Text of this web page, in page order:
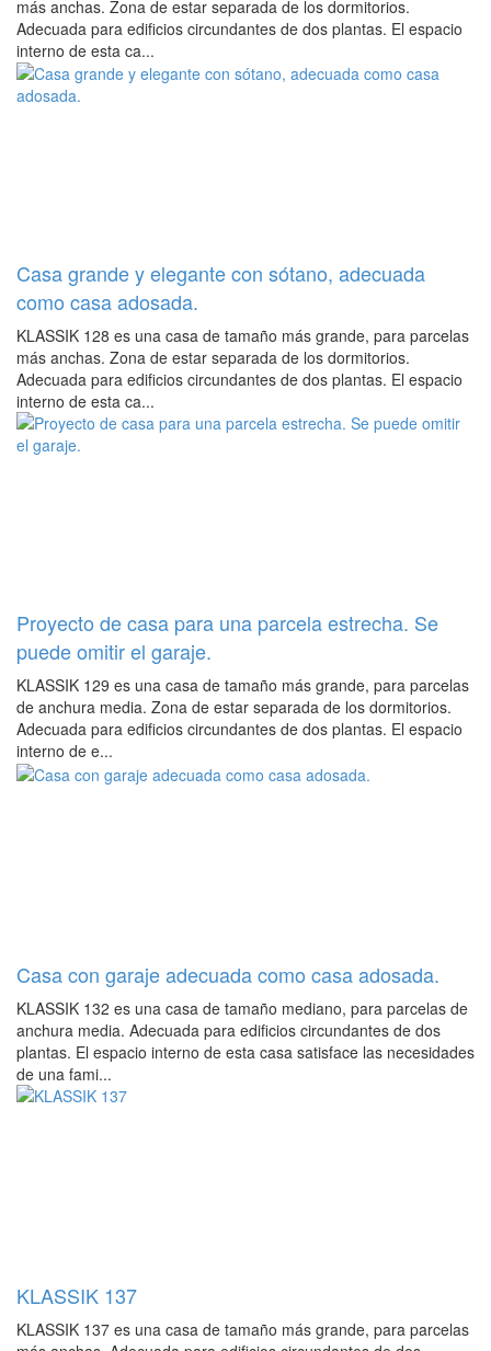
más anchas. Zona de estar separada de los dormitorios.
Adecuada para edificios circundantes de dos plantas. El espacio
interno de esta ca...
Casa grande y elegante con sótano, adecuada
como casa adosada.
KLASSIK 128 es una casa de tamaño más grande, para parcelas
más anchas. Zona de estar separada de los dormitorios.
Adecuada para edificios circundantes de dos plantas. El espacio
interno de esta ca...
Proyecto de casa para una parcela estrecha. Se
puede omitir el garaje.
KLASSIK 129 es una casa de tamaño más grande, para parcelas
de anchura media. Zona de estar separada de los dormitorios.
Adecuada para edificios circundantes de dos plantas. El espacio
interno de e...
Casa con garaje adecuada como casa adosada.
KLASSIK 132 es una casa de tamaño mediano, para parcelas de
anchura media. Adecuada para edificios circundantes de dos
plantas. El espacio interno de esta casa satisface las necesidades
de una fami...
KLASSIK 137
KLASSIK 137 es una casa de tamaño más grande, para parcelas